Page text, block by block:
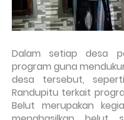
Dalam setiap desa
program guna
desa tersebut,
Randupitu terkait
Belut merupakan